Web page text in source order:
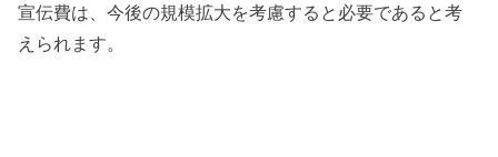
宣伝費は、今後の規模拡大を考慮すると必要であると考
えられます。